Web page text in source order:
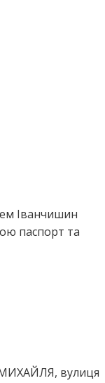
Іванчишин
паспорт та
вулиця